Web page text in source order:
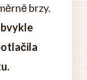
brzy.